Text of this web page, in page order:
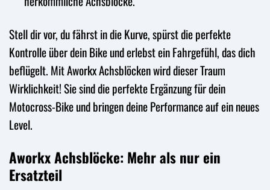
Stell dir vor, du fährst in die Kurve, spürst die perfekte
Kontrolle über dein Bike und erlebst ein Fahrgefühl, das dich
beflügelt. Mit Aworkx Achsblöcken wird dieser Traum
Wirklichkeit! Sie sind die perfekte Ergänzung für dein
Motocross-Bike und bringen deine Performance auf ein neues
Level.
Aworkx Achsblöcke: Mehr als nur ein
Ersatzteil